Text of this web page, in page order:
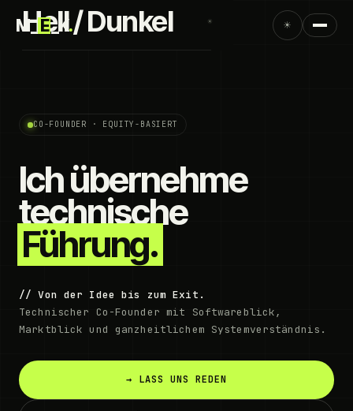
M_ E_K . ☀
Hell / Dunkel ☀
CO-FOUNDER · EQUITY-BASIERT
Ich übernehme
technische
Führung.
// Von der Idee bis zum Exit.
Technischer Co-Founder mit Softwareblick,
Marktblick und ganzheitlichem Systemverständnis.
→ LASS UNS REDEN